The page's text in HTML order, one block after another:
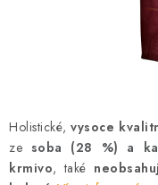
HODNOCENÍ
DOPRAVA PO
Holistické,vysoce
ze soba (28 %) a
krmivo, také